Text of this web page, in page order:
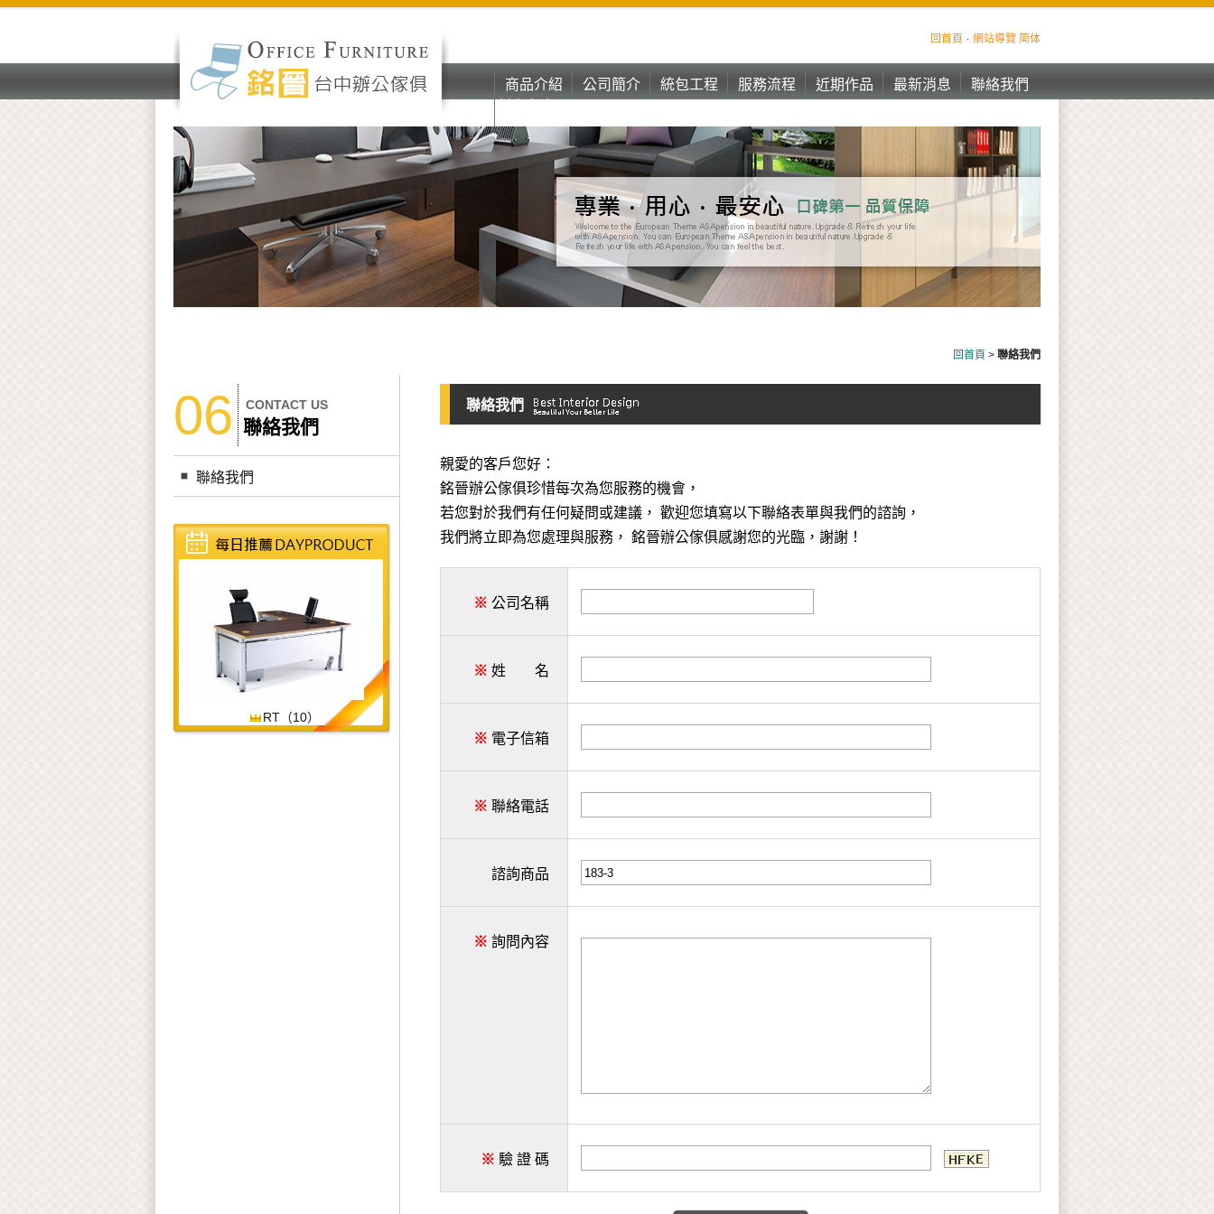
回首頁 網站導覽 简体
商品介紹
公司簡介
統包工程
服務流程
近期作品
最新消息
聯絡我們
辦公家具
彰化台中oa
辦公家具
回首頁 > 聯絡我們
06 CONTACT US
聯絡我們
聯絡我們
RT（10）
聯絡我們
親愛的客戶您好：
銘晉辦公傢俱珍惜每次為您服務的機會，
若您對於我們有任何疑問或建議， 歡迎您填寫以下聯絡表單與我們的諮詢，
我們將立即為您處理與服務， 銘晉辦公傢俱感謝您的光臨，謝謝！
※ 公司名稱
※ 姓 名
※ 電子信箱
※ 聯絡電話
諮詢商品
※ 詢問內容
※ 驗 證 碼